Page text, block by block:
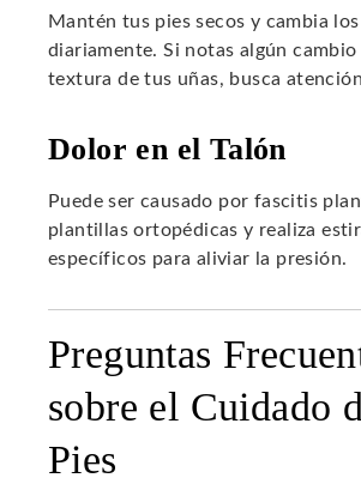
Mantén tus pies secos y cambia
diariamente. Si notas algún
textura de tus uñas, busca
Dolor en el Talón
Puede ser causado por fascitis
plantillas ortopédicas y realiza
específicos para aliviar la presión.
Preguntas
sobre el Cuidado
Pies